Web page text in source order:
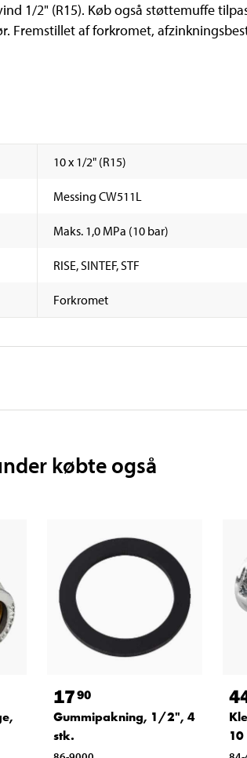
1/2" (R15). Køb også støttemuffe
Fremstillet af forkromet,
10 x 1/2" (R15)
Messing CW511L
Maks. 1,0 MPa (10 bar)
RISE, SINTEF, STF
Forkromet
købte også
1790
Gummipakning, 1/2", 4
stk.